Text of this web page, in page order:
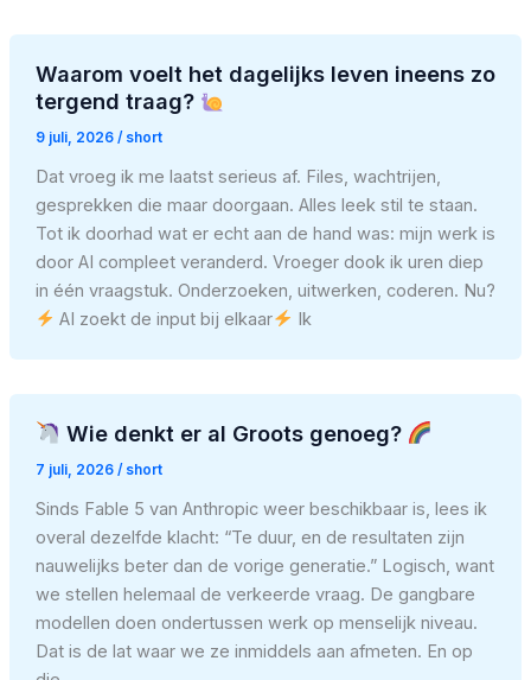
Waarom voelt het dagelijks leven ineens zo
tergend traag?
9 juli, 2026 / short
Dat vroeg ik me laatst serieus af. Files, wachtrijen,
gesprekken die maar doorgaan. Alles leek stil te staan.
Tot ik doorhad wat er echt aan de hand was: mijn werk is
door AI compleet veranderd. Vroeger dook ik uren diep
in één vraagstuk. Onderzoeken, uitwerken, coderen. Nu?
AI zoekt de input bij elkaar
Ik
Wie denkt er al Groots genoeg?
7 juli, 2026 / short
Sinds Fable 5 van Anthropic weer beschikbaar is, lees ik
overal dezelfde klacht: “Te duur, en de resultaten zijn
nauwelijks beter dan de vorige generatie.” Logisch, want
we stellen helemaal de verkeerde vraag. De gangbare
modellen doen ondertussen werk op menselijk niveau.
Dat is de lat waar we ze inmiddels aan afmeten. En op